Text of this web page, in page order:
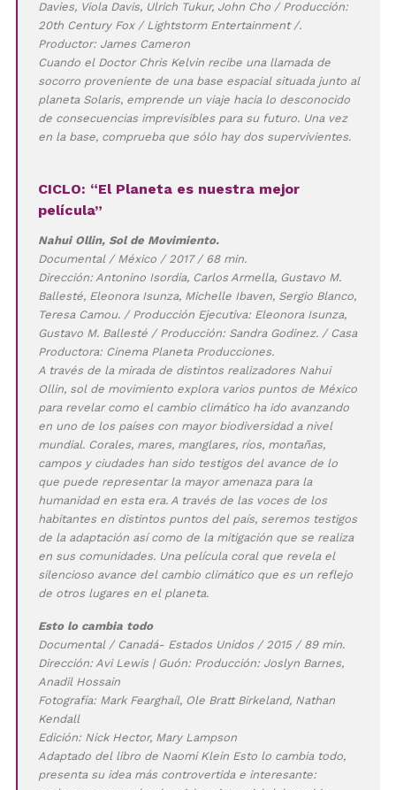
Davies, Viola Davis, Ulrich Tukur, John Cho / Producción:
20th Century Fox / Lightstorm Entertainment /.
Productor: James Cameron
Cuando el Doctor Chris Kelvin recibe una llamada de
socorro proveniente de una base espacial situada junto al
planeta Solaris, emprende un viaje hacia lo desconocido
de consecuencias imprevisibles para su futuro. Una vez
en la base, comprueba que sólo hay dos supervivientes.
CICLO: “El Planeta es nuestra mejor
película”
Nahui Ollin, Sol de Movimiento.
Documental / México / 2017 / 68 min.
Dirección: Antonino Isordia, Carlos Armella, Gustavo M.
Ballesté, Eleonora Isunza, Michelle Ibaven, Sergio Blanco,
Teresa Camou. / Producción Ejecutiva: Eleonora Isunza,
Gustavo M. Ballesté / Producción: Sandra Godinez. / Casa
Productora: Cinema Planeta Producciones.
A través de la mirada de distintos realizadores Nahui
Ollin, sol de movimiento explora varios puntos de México
para revelar como el cambio climático ha ido avanzando
en uno de los países con mayor biodiversidad a nivel
mundial. Corales, mares, manglares, ríos, montañas,
campos y ciudades han sido testigos del avance de lo
que puede representar la mayor amenaza para la
humanidad en esta era. A través de las voces de los
habitantes en distintos puntos del país, seremos testigos
de la adaptación así como de la mitigación que se realiza
en sus comunidades. Una película coral que revela el
silencioso avance del cambio climático que es un reflejo
de otros lugares en el planeta.
Esto lo cambia todo
Documental / Canadá- Estados Unidos / 2015 / 89 min.
Dirección: Avi Lewis | Guón: Producción: Joslyn Barnes,
Anadil Hossain
Fotografía: Mark Fearghaíl, Ole Bratt Birkeland, Nathan
Kendall
Edición: Nick Hector, Mary Lampson
Adaptado del libro de Naomi Klein Esto lo cambia todo,
presenta su idea más controvertida e interesante: